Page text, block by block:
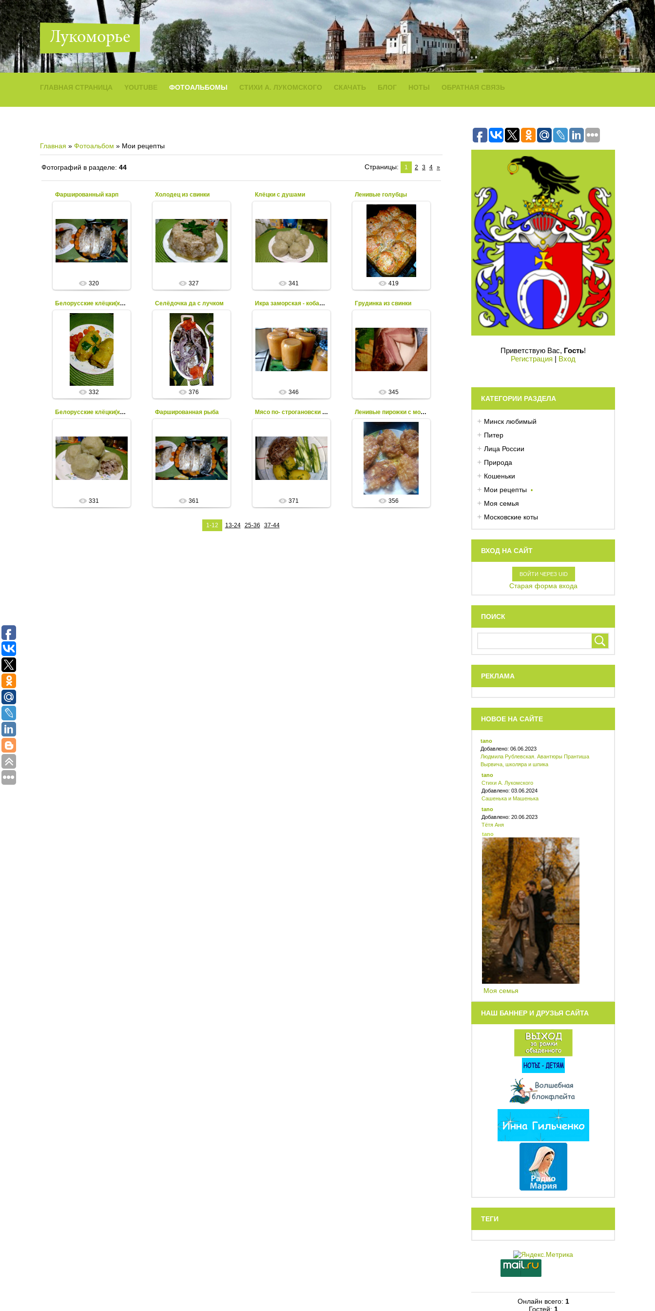
Лукоморье
ГЛАВНАЯ СТРАНИЦА YOUTUBE ФОТОАЛЬБОМЫ СТИХИ А. ЛУКОМСКОГО СКАЧАТЬ БЛОГ НОТЫ ОБРАТНАЯ СВЯЗЬ
Главная » Фотоальбом » Мои рецепты
Фотографий в разделе: 44 Страницы: 1 2 3 4 »
Фаршированный карп
Карп - 3 кг
Куриные яйца - 2 шт.
Белый батон - 200 гр
Морковь - 5 шт.
Лук репчатый - 4 шт...
320
Холодец из свинки
18.06.2023
tano
327
Клёцки с душами
18.06.2023
tano
341
Ленивые голубцы
18.06.2023
tano
419
Белорусские клёцки(камы)
18.06.2023
tano
332
Селёдочка да с лучком
18.06.2023
tano
376
Икра заморская - кобачковая
18.06.2023
tano
346
Грудинка из свинки
18.06.2023
tano
345
Белорусские клёцки(камы)
18.06.2023
tano
331
Фаршированная рыба
18.06.2023
tano
361
Мясо по- строгановски с молодой картошечкой
18.06.2023
tano
371
Ленивые пирожки с молодой капустой
15.06.2023
Молодая капуста-0,5кг
Лук репчатый (можно
зелёный) 1 средняя
луковица мелко
нашинковать
Яйща-2шт
...
tano
356
1-12 13-24 25-36 37-44
Приветствую Вас, Гость!
Регистрация | Вход
КАТЕГОРИИ РАЗДЕЛА
Минск любимый
Питер
Лица России
Природа
Кошеньки
Мои рецепты
Моя семья
Московские коты
ВХОД НА САЙТ
ВОЙТИ ЧЕРЕЗ UID
Старая форма входа
ПОИСК
РЕКЛАМА
НОВОЕ НА САЙТЕ
tano
Добавлено: 06.06.2023
Людмила Рублевская. Авантюры Прантиша
Вырвича, школяра и шпика
tano
Стихи А. Лукомского
Добавлено: 03.06.2024
Сашенька и Машенька
tano
Добавлено: 20.06.2023
Тётя Аня
tano
Моя семья
НАШ БАННЕР И ДРУЗЬЯ САЙТА
ТЕГИ
Онлайн всего: 1
Гостей: 1